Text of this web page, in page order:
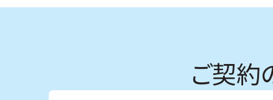
ご契約